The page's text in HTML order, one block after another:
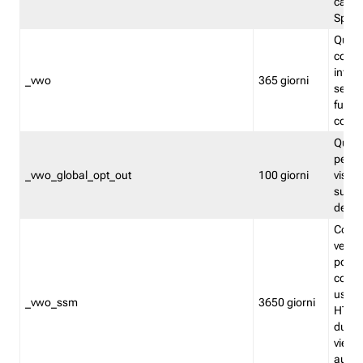
Split
_vwo 365 giorni
_vwo_global_opt_out 100 giorni
su
_vwo_ssm 3650 giorni
viene